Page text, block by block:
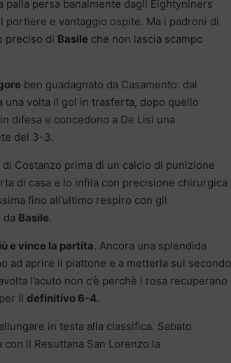
persa banalmente dagli Eightyniners
portiere e vantaggio ospite. Ma i padroni di
preciso di Basile che non lascia scampo
ben guadagnato da Casamento: dal
una volta il gol in trasferta, dopo quello
difesa e concedono a De Lisi una
del 3-3.
Costanzo prima di un calcio di punizione
di casa e lo infila con precisione chirurgica
fino all’ultimo respiro con gli
Basile.
e vince la partita. Ancora una splendida
ad aprire il piattone e a metterla sul secondo
l’acuto non c’è perchè i rosa recuperano
il definitivo 6-4.
in testa alla classifica. Sabato
il Resuttana San Lorenzo la